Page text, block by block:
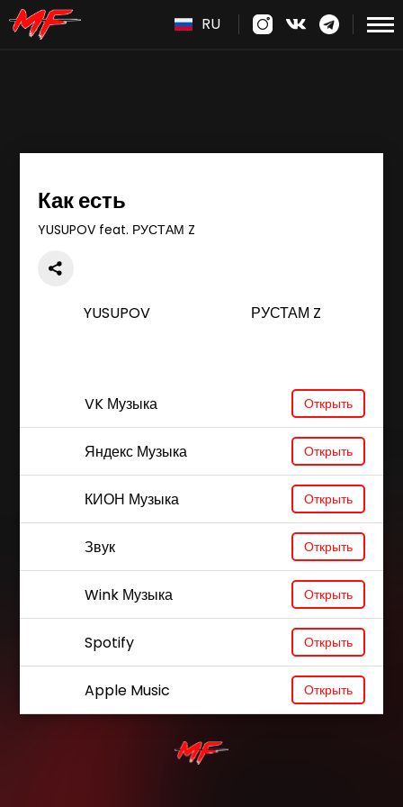
RU
Как есть
YUSUPOV feat. РУСТАМ Z
YUSUPOV РУСТАМ Z
VK Музыка Открыть
Яндекс Музыка Открыть
КИОН Музыка Открыть
Звук Открыть
Wink Музыка Открыть
Spotify Открыть
Apple Music Открыть